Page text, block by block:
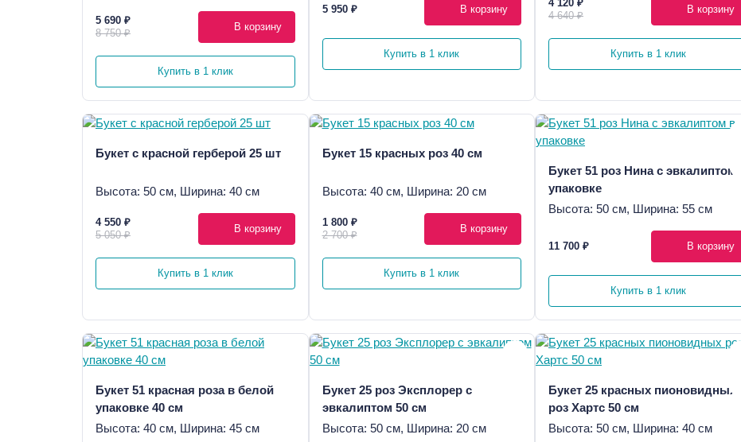
5 690 ₽
8 750 ₽
В корзину
Купить в 1 клик
5 950 ₽ В корзину
Купить в 1 клик
4 120 ₽
4 640 ₽
В корзину
Купить в 1 клик
Букет с красной герберой 25 шт
Высота: 50 см, Ширина: 40 см
4 550 ₽
5 050 ₽
В корзину
Купить в 1 клик
Букет 15 красных роз 40 см
Высота: 40 см, Ширина: 20 см
1 800 ₽
2 700 ₽
В корзину
Купить в 1 клик
Букет 51 роз Нина с эвкалиптом в
упаковке
Высота: 50 см, Ширина: 55 см
11 700 ₽ В корзину
Купить в 1 клик
Букет 51 красная роза в белой
упаковке 40 см
Высота: 40 см, Ширина: 45 см
Букет 25 роз Эксплорер с
эвкалиптом 50 см
Высота: 50 см, Ширина: 20 см
Букет 25 красных пионовидных
роз Хартс 50 см
Высота: 50 см, Ширина: 40 см